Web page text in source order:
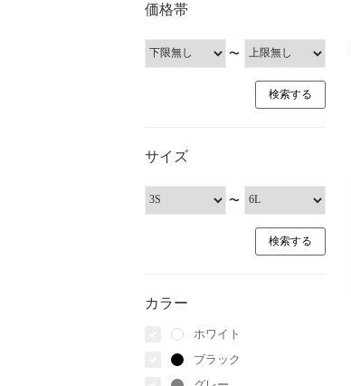
価格帯
〜
サイズ
〜
カラー
ホワイト
ブラック